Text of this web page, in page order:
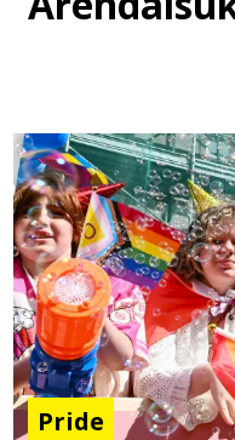
Pride